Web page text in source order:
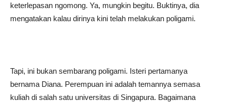
keterlepasan ngomong. Ya, mungkin begitu. Buktinya, dia
mengatakan kalau dirinya kini telah melakukan poligami.
Tapi, ini bukan sembarang poligami. Isteri pertamanya
bernama Diana. Perempuan ini adalah temannya semasa
kuliah di salah satu universitas di Singapura. Bagaimana